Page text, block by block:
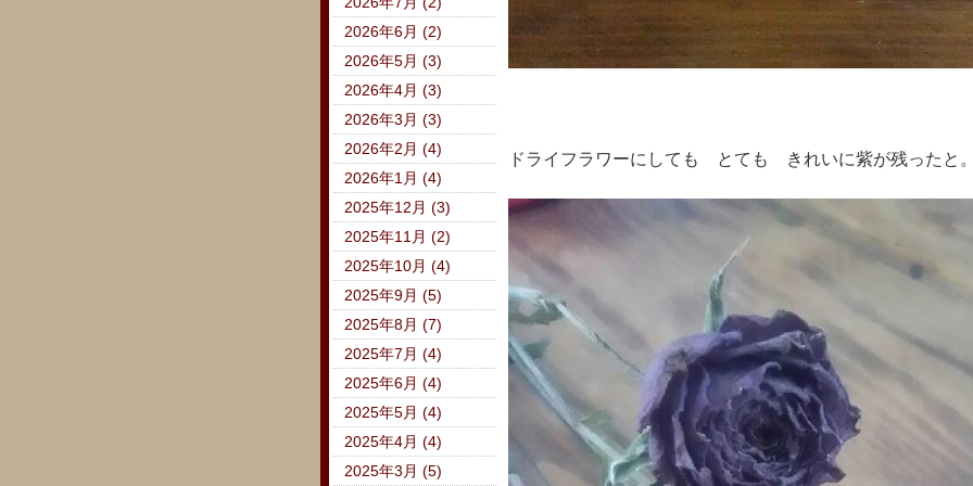
ドライフラワーにしても とても きれいに紫が残ったと
2026年6月 (2)
2026年5月 (3)
2026年4月 (3)
2026年3月 (3)
2026年2月 (4)
2026年1月 (4)
2025年12月 (3)
2025年11月 (2)
2025年10月 (4)
2025年9月 (5)
2025年8月 (7)
2025年7月 (4)
2025年6月 (4)
2025年5月 (4)
2025年4月 (4)
2025年3月 (5)